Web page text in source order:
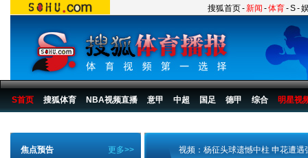
搜狐首页-新闻 -体育-S-
S首页 搜狐体育 NBA视频直播 意甲 中超 国足 德甲 综合 明星视
更多>>
焦点预告 视频：杨征头球遗憾中柱 申花遭遇